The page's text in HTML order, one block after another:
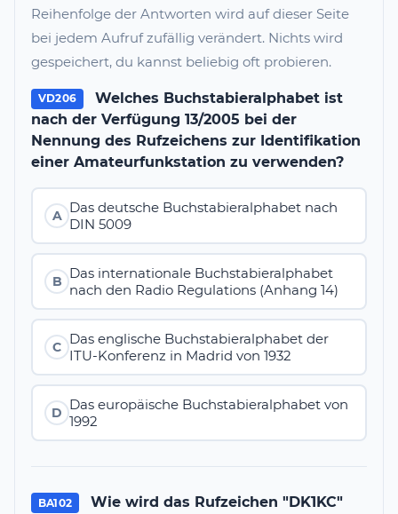
Reihenfolge der Antworten wird auf dieser Seite
bei jedem Aufruf zufällig verändert. Nichts wird
gespeichert, du kannst beliebig oft probieren.
VD206
Welches Buchstabieralphabet ist
nach der Verfügung 13/2005 bei der
Nennung des Rufzeichens zur Identifikation
einer Amateurfunkstation zu verwenden?
A Das deutsche Buchstabieralphabet nach
DIN 5009
B
Das internationale Buchstabieralphabet
nach den Radio Regulations (Anhang 14)
C
Das englische Buchstabieralphabet der
ITU-Konferenz in Madrid von 1932
D
Das europäische Buchstabieralphabet von
1992
BA102
Wie wird das Rufzeichen "DK1KC"